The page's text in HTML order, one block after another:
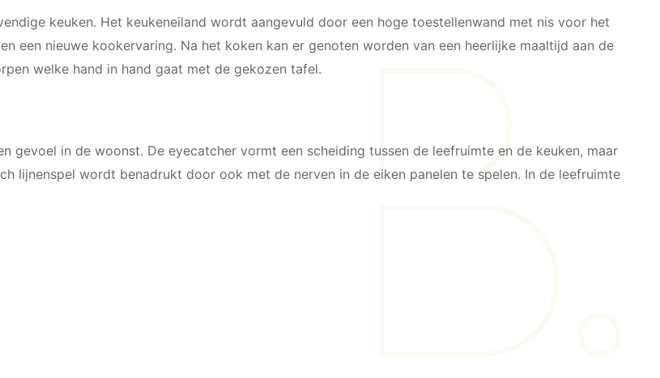
keuken. Het keukeneiland wordt aangevuld door een hoge toestellenwand met nis voor het
een nieuwe kookervaring. Na het koken kan er genoten worden van een heerlijke maaltijd aan de
welke hand in hand gaat met de gekozen tafel.
gevoel in de woonst. De eyecatcher vormt een scheiding tussen de leefruimte en de keuken, maar
lijnenspel wordt benadrukt door ook met de nerven in de eiken panelen te spelen. In de leefruimte